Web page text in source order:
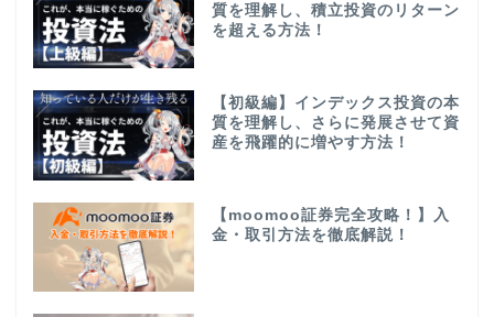
質を理解し、積立投資のリターン
を超える方法！
【初級編】インデックス投資の本
質を理解し、さらに発展させて資
産を飛躍的に増やす方法！
【moomoo証券完全攻略！】入
金・取引方法を徹底解説！